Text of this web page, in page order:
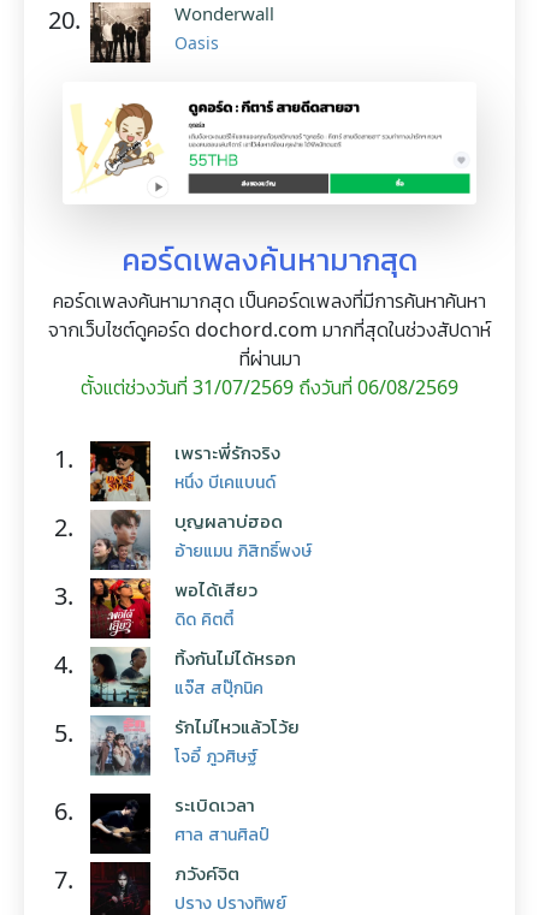
20. Wonderwall
Oasis
คอร์ดเพลงค้นหามากสุด
คอร์ดเพลงค้นหามากสุด เป็นคอร์ดเพลงที่มีการค้นหาค้นหา
จากเว็บไซต์ดูคอร์ด dochord.com มากที่สุดในช่วงสัปดาห์
ที่ผ่านมา
ตั้งแต่ช่วงวันที่ 31/07/2569 ถึงวันที่ 06/08/2569
1. เพราะพี่รักจริง
หนึ่ง บีเคแบนด์
2. บุญผลาบ่ฮอด
อ้ายแมน ภิสิทธิ์พงษ์
3. พอได้เสียว
ดิด คิตตี้
4. ทิ้งกันไม่ได้หรอก
แจ๊ส สปุ๊กนิค
5. รักไม่ไหวแล้วโว้ย
โจอี้ ภูวศิษฐ์
6. ระเบิดเวลา
ศาล สานศิลป์
7. ภวังค์จิต
ปราง ปรางทิพย์